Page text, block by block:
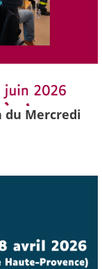
du Mercredi